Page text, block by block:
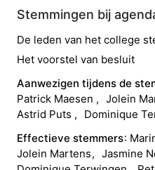
Stemmingen bij
De leden van het college
Het voorstel van besluit
Aanwezigen tijdens de
Patrick Maesen Jolein
Astrid Puts Dominique
Effectieve stemmers
Jolein Martens Jasmine